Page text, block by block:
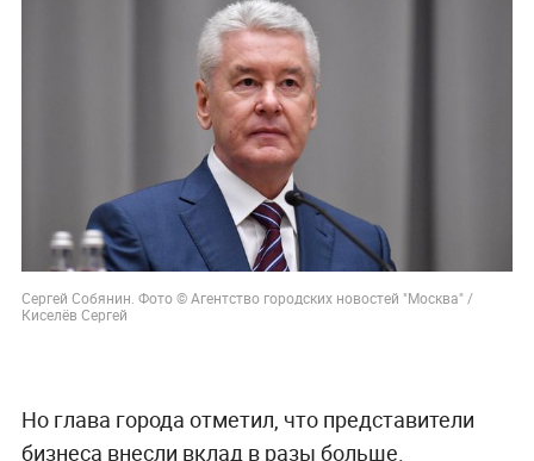
Сергей Собянин. Фото © Агентство городских новостей "Москва" /
Киселёв Сергей
Но глава города отметил, что представители
бизнеса внесли вклад в разы больше.